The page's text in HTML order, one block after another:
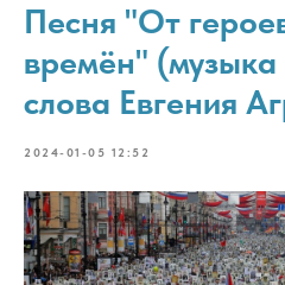
Песня "От
времён"
слова Евгения
2024-01-05 12:52